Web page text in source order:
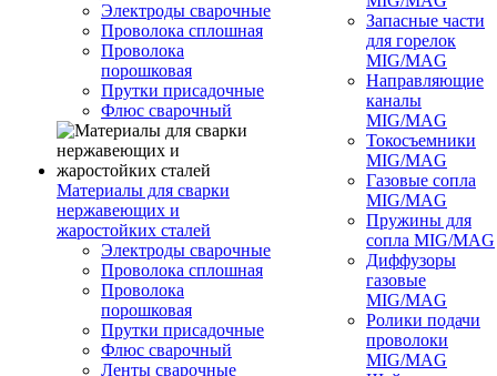
Электроды сварочные
Проволока сплошная
Проволока
порошковая
Прутки присадочные
Флюс сварочный
Материалы для сварки
нержавеющих и
жаростойких сталей
Электроды сварочные
Проволока сплошная
Проволока
порошковая
Прутки присадочные
Флюс сварочный
Ленты сварочные
Запасные части
для горелок
MIG/MAG
Направляющие
каналы
MIG/MAG
Токосъемники
MIG/MAG
Газовые сопла
MIG/MAG
Пружины для
сопла MIG/MAG
Диффузоры
газовые
MIG/MAG
Ролики подачи
проволоки
MIG/MAG